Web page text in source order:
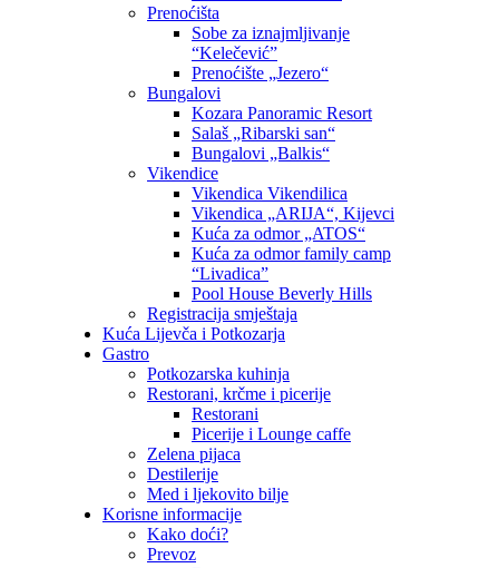
Prenoćišta
Sobe za iznajmljivanje
“Kelečević”
Prenoćište „Jezero“
Bungalovi
Kozara Panoramic Resort
Salaš „Ribarski san“
Bungalovi „Balkis“
Vikendice
Vikendica Vikendilica
Vikendica „ARIJA“, Kijevci
Kuća za odmor „ATOS“
Kuća za odmor family camp
“Livadica”
Pool House Beverly Hills
Registracija smještaja
Kuća Lijevča i Potkozarja
Gastro
Potkozarska kuhinja
Restorani, krčme i picerije
Restorani
Picerije i Lounge caffe
Zelena pijaca
Destilerije
Med i ljekovito bilje
Korisne informacije
Kako doći?
Prevoz